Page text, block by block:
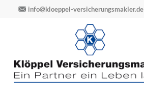
info@kloeppel-versicherungsmakler.de